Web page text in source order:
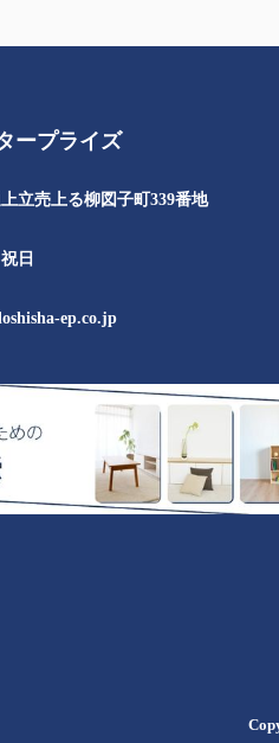
ープライズ
立売上る柳図子町339番地​​
日
ep.co.jp